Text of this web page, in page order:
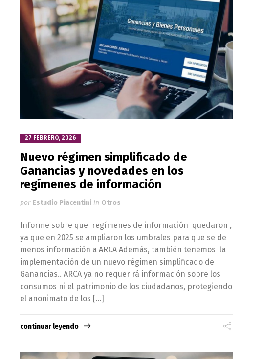
27 FEBRERO, 2026
Nuevo régimen simplificado de
Ganancias y novedades en los
regímenes de información
por Estudio Piacentini in Otros
Informe sobre que regímenes de información quedaron ,
ya que en 2025 se ampliaron los umbrales para que se de
menos información a ARCA Además, también tenemos la
implementación de un nuevo régimen simplificado de
Ganancias.. ARCA ya no requerirá información sobre los
consumos ni el patrimonio de los ciudadanos, protegiendo
el anonimato de los […]
continuar leyendo